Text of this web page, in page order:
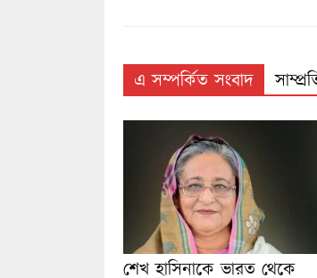
এ সম্পর্কিত সংবাদ
শেখ হাসিনাকে ভারত থেকে